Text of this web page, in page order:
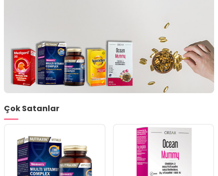
Çok Satanlar